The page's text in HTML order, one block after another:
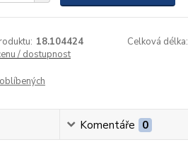
18.104424 Celková délka:
/ dostupnost
Komentáře 0